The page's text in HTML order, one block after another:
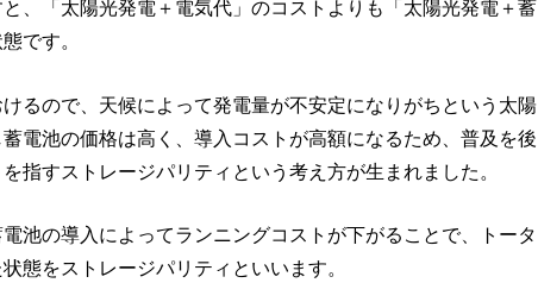
、「太陽光発電＋電気代」のコストよりも「太陽光発電＋蓄
です。
るので、天候によって発電量が不安定になりがちという太陽
電池の価格は高く、導入コストが高額になるため、普及を後
指すストレージパリティという考え方が生まれました。
池の導入によってランニングコストが下がることで、トータ
態をストレージパリティといいます。